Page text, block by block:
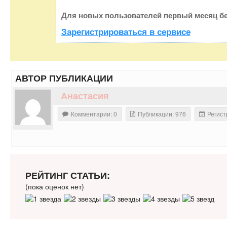
Для новых пользователей первый месяц
Зарегистрироваться в сервисе
АВТОР ПУБЛИКАЦИИ
Анастасия
Комментарии: 0 Публикации: 976
РЕЙТИНГ СТАТЬИ:
(пока оценок нет)